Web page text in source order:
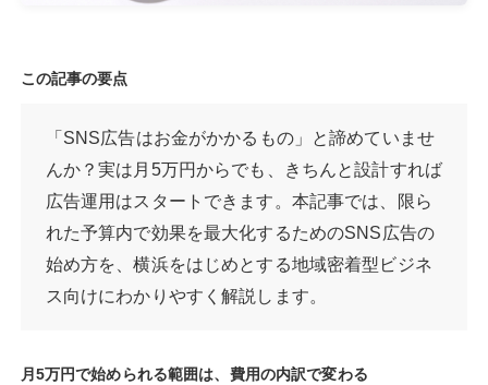
この記事の要点
「SNS広告はお金がかかるもの」と諦めていませ
んか？実は月5万円からでも、きちんと設計すれば
広告運用はスタートできます。本記事では、限ら
れた予算内で効果を最大化するためのSNS広告の
始め方を、横浜をはじめとする地域密着型ビジネ
ス向けにわかりやすく解説します。
月5万円で始められる範囲は、費用の内訳で変わる